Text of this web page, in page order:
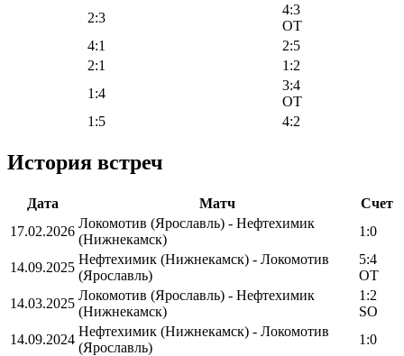
2:3
4:3
OT
4:1
2:5
2:1
1:2
1:4
3:4
OT
1:5
4:2
История встреч
Дата Матч
Счет
17.02.2026
Локомотив (Ярославль) - Нефтехимик
(Нижнекамск)
1:0
14.09.2025
Нефтехимик (Нижнекамск) - Локомотив
(Ярославль)
5:4
OT
14.03.2025
Локомотив (Ярославль) - Нефтехимик
(Нижнекамск)
1:2
SO
14.09.2024
Нефтехимик (Нижнекамск) - Локомотив
(Ярославль)
1:0